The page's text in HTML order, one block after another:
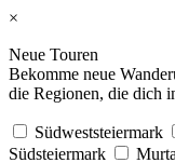
×
Neue Touren
Bekomme neue
die Regionen, die dich
Südweststeiermark
Südsteiermark